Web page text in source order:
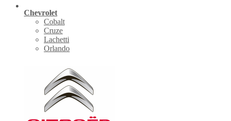
Chevrolet
Cobalt
Cruze
Lachetti
Orlando